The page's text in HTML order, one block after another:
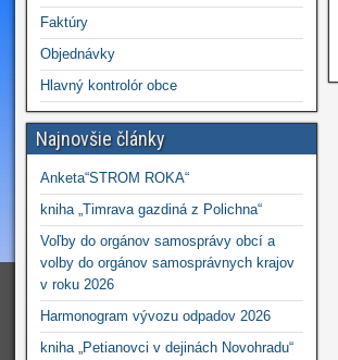
Faktúry
Objednávky
Hlavný kontrolór obce
Najnovšie články
Anketa“STROM ROKA“
kniha „Timrava gazdiná z Polichna“
Voľby do orgánov samosprávy obcí a
volby do orgánov samosprávnych krajov
v roku 2026
Harmonogram vývozu odpadov 2026
kniha „Petianovci v dejinách Novohradu“